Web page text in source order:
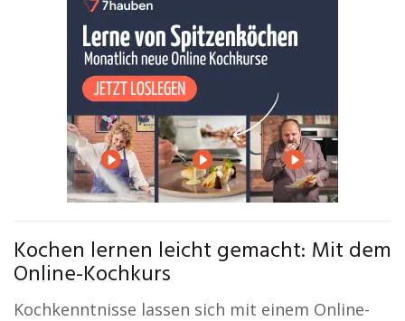
Kochen lernen leicht gemacht: Mit dem
Online-Kochkurs
Kochkenntnisse lassen sich mit einem Online-